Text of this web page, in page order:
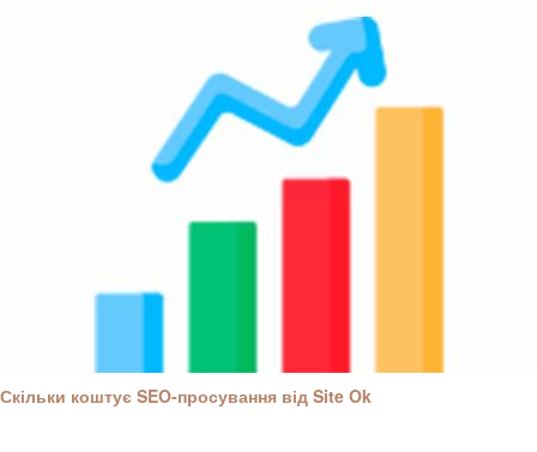
Скільки коштує SEO-просування від Site Ok